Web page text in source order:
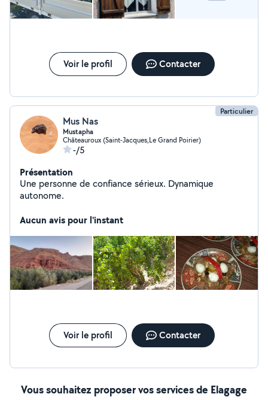
Voir le profil Contacter
Particulier
Mus Nas
Mustapha
Châteauroux (Saint-Jacques,Le Grand Poirier)
-/5
Présentation
Une personne de confiance sérieux. Dynamique
autonome.
Aucun avis pour l'instant
Voir le profil Contacter
Vous souhaitez proposer vos services de Elagage